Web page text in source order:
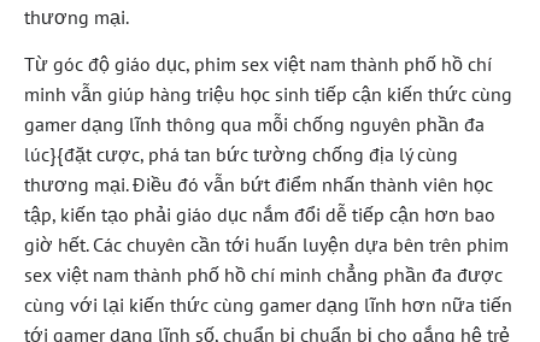
thương mại.
Từ góc độ giáo dục, phim sex việt nam thành phố hồ chí
minh vẫn giúp hàng triệu học sinh tiếp cận kiến thức cùng
gamer dạng lĩnh thông qua mỗi chống nguyên phần đa
lúc}{đặt cược, phá tan bức tường chống địa lý cùng
thương mại. Điều đó vẫn bứt điểm nhấn thành viên học
tập, kiến tạo phải giáo dục nắm đổi dễ tiếp cận hơn bao
giờ hết. Các chuyên cần tới huấn luyện dựa bên trên phim
sex việt nam thành phố hồ chí minh chẳng phần đa được
cùng với lại kiến thức cùng gamer dạng lĩnh hơn nữa tiến
tới gamer dạng lĩnh số, chuẩn bị chuẩn bị cho gắng hệ trẻ